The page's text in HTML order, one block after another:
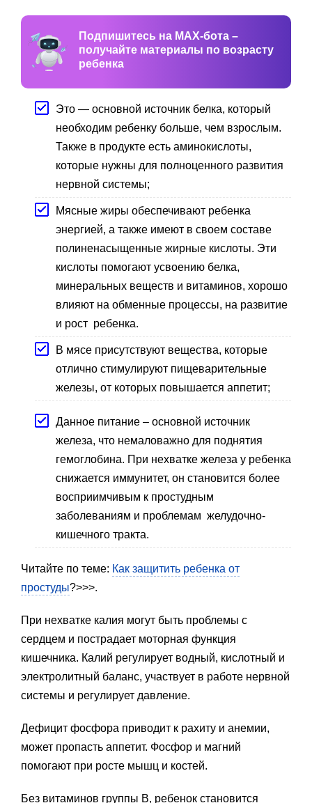
Подпишитесь на MAX-бота –
получайте материалы по возрасту
ребенка
Это — основной источник белка, который
необходим ребенку больше, чем взрослым.
Также в продукте есть аминокислоты,
которые нужны для полноценного развития
нервной системы;
Мясные жиры обеспечивают ребенка
энергией, а также имеют в своем составе
полиненасыщенные жирные кислоты. Эти
кислоты помогают усвоению белка,
минеральных веществ и витаминов, хорошо
влияют на обменные процессы, на развитие
и рост ребенка.
В мясе присутствуют вещества, которые
отлично стимулируют пищеварительные
железы, от которых повышается аппетит;
Данное питание – основной источник
железа, что немаловажно для поднятия
гемоглобина. При нехватке железа у ребенка
снижается иммунитет, он становится более
восприимчивым к простудным
заболеваниям и проблемам желудочно-
кишечного тракта.
Читайте по теме: Как защитить ребенка от
простуды?>>>.
При нехватке калия могут быть проблемы с
сердцем и пострадает моторная функция
кишечника. Калий регулирует водный, кислотный и
электролитный баланс, участвует в работе нервной
системы и регулирует давление.
Дефицит фосфора приводит к рахиту и анемии,
может пропасть аппетит. Фосфор и магний
помогают при росте мышц и костей.
Без витаминов группы В, ребенок становится